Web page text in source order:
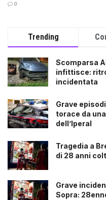
0
Trending
Scomparsa
infittisce:
incidentata
Grave
torace da
dell’Iperal
Tragedia a
di 28 anni
Grave
Sopra: